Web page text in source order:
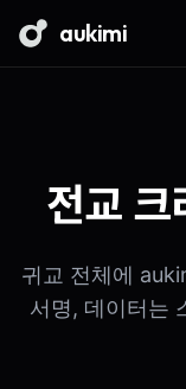
aukimi
전교 크
귀교 전체에
서명, 데이터는